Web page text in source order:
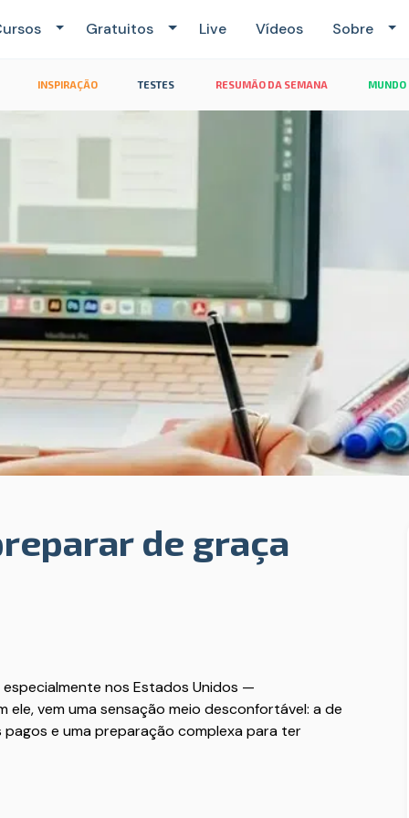
Gratuitos Live Vídeos Sobre
INSPIRAÇÃO TESTES RESUMÃO DA SEMANA MUNDO
de graça
nos Estados Unidos —
ele, vem uma sensação meio desconfortável: a de
e uma preparação complexa para ter